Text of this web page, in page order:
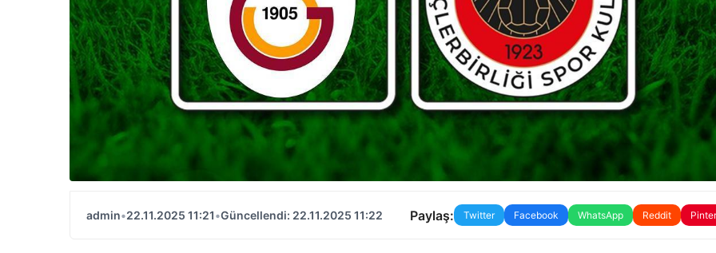
admin•22.11.2025 11:21•Güncellendi: 22.11.2025 11:22 Paylaş: Twitter Facebook WhatsApp Reddit